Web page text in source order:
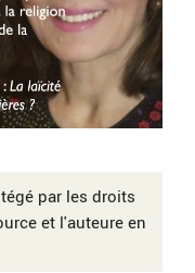
par les droits
et l'auteure en